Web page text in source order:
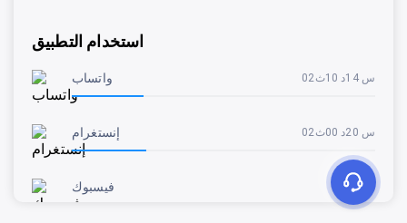
استخدام التطبيق
واتساب 02س 14د 10ث
إنستغرام 02س 20د 00ث
فيسبوك 54د 39ث